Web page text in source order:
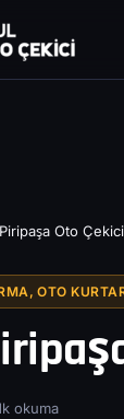
Oto
OTO
okuma